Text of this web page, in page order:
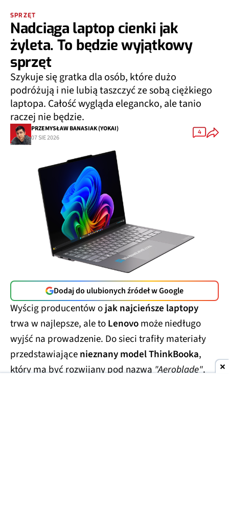
SPRZĘT
Nadciąga laptop cienki jak
żyleta. To będzie wyjątkowy
sprzęt
Szykuje się gratka dla osób, które dużo
podróżują i nie lubią taszczyć ze sobą ciężkiego
laptopa. Całość wygląda elegancko, ale tanio
raczej nie będzie.
PRZEMYSŁAW BANASIAK (YOKAI)
07 SIE 2026
4
Dodaj do ulubionych źródeł w Google
Wyścig producentów ojak najcieńsze laptopy
trwa w najlepsze, ale toLenovomoże niedługo
wyjść na prowadzenie. Do sieci trafiły materiały
przedstawiającenieznany model ThinkBooka,
który ma być rozwijany pod nazwą"Aeroblade".